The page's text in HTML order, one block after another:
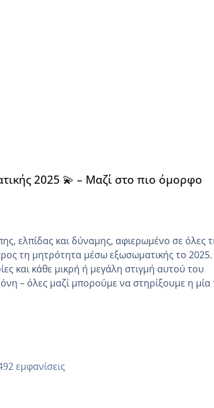
ταξίδι!
2025 💫 – Μαζί στο πιο όμορφο
ελπίδας και δύναμης, αφιερωμένο σε όλες
τη μητρότητα μέσω εξωσωματικής το 2025. Εδώ
και κάθε μικρή ή μεγάλη στιγμή αυτού του
– όλες μαζί μπορούμε να στηρίξουμε η μία
εμφανίσεις